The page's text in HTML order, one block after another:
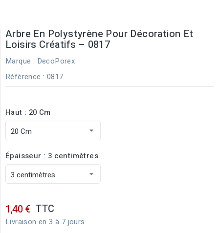
Arbre En Polystyrène Pour Décoration Et
Loisirs Créatifs – 0817
Marque : DecoPorex
Référence : 0817
Haut : 20 Cm
Épaisseur : 3 centimètres
1,40 € TTC
Livraison en 3 à 7 jours